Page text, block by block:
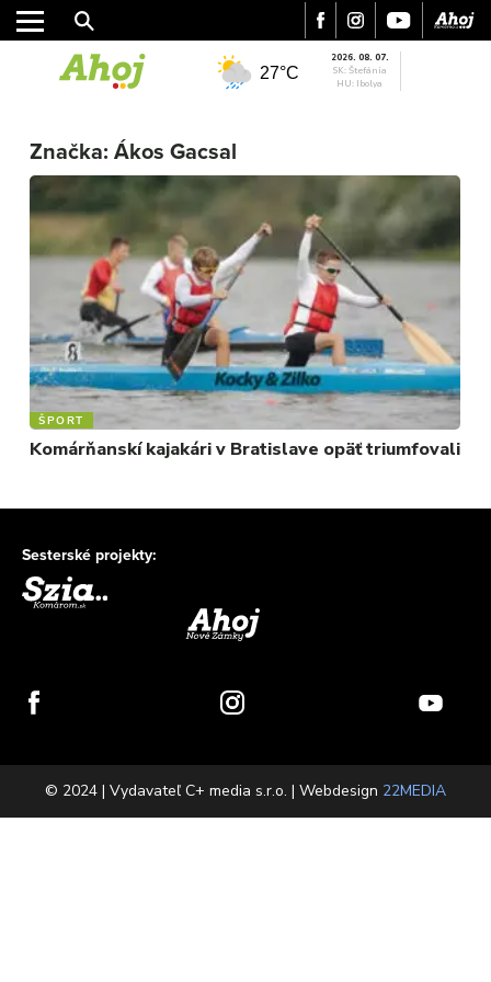
REGIÓN
ŠPORT
FOTKY
VIDEO
27°C
2026. 08. 07.
SK: Štefánia
HU: Ibolya
Značka: Ákos Gacsal
ŠPORT
Komárňanskí kajakári v Bratislave opäť triumfovali
Sesterské projekty:
© 2024 | Vydavateľ C+ media s.r.o. | Webdesign 22MEDIA